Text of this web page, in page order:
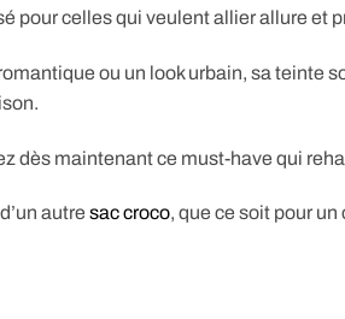
pour celles qui veulent allier allure et
ou un look urbain, sa teinte
dès maintenant ce must-have qui
autre sac croco, que ce soit pour